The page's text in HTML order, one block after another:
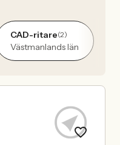
CAD-ritare(2)
Västmanlands län